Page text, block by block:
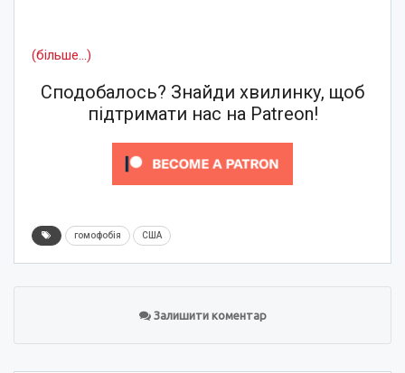
(більше…)
Сподобалось? Знайди хвилинку, щоб
підтримати нас на Patreon!
гомофобія США
Залишити коментар